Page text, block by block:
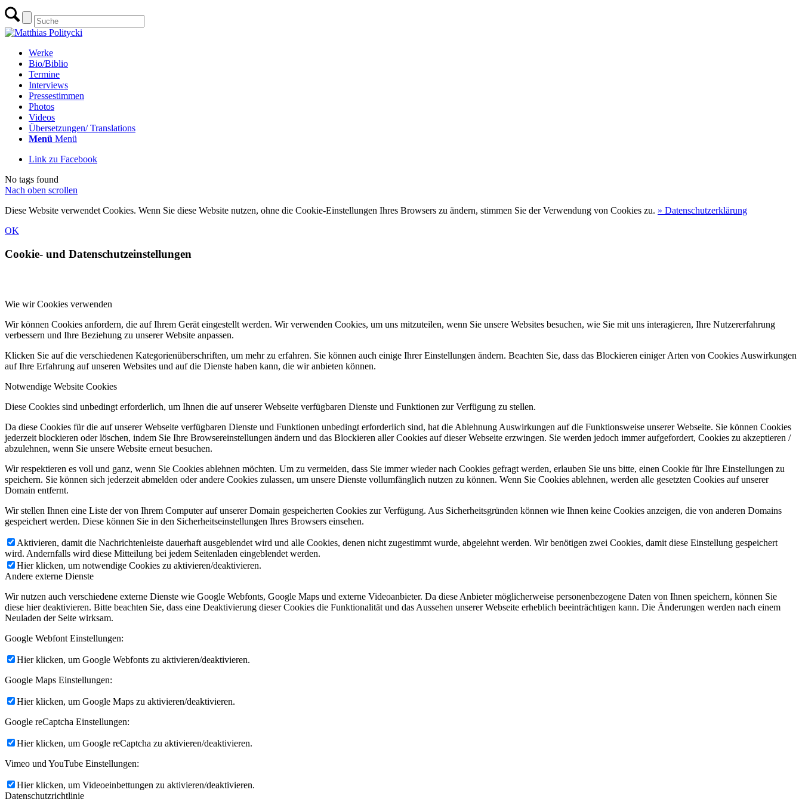
Werke
Bio/Biblio
Termine
Interviews
Pressestimmen
Photos
Videos
Übersetzungen/ Translations
Menü Menü
Link zu Facebook
No tags found
Nach oben scrollen
Diese Website verwendet Cookies. Wenn Sie diese Website nutzen, ohne die Cookie-Einstellungen Ihres Browsers zu ändern, stimmen Sie der Verwendung von Cookies zu. » Datenschutzerklärung
OK
Cookie- und Datenschutzeinstellungen
Wie wir Cookies verwenden
Wir können Cookies anfordern, die auf Ihrem Gerät eingestellt werden. Wir verwenden Cookies, um uns mitzuteilen, wenn Sie unsere Websites besuchen, wie Sie mit uns interagieren, Ihre Nutzererfahrung
verbessern und Ihre Beziehung zu unserer Website anpassen.
Klicken Sie auf die verschiedenen Kategorienüberschriften, um mehr zu erfahren. Sie können auch einige Ihrer Einstellungen ändern. Beachten Sie, dass das Blockieren einiger Arten von Cookies Auswirkungen
auf Ihre Erfahrung auf unseren Websites und auf die Dienste haben kann, die wir anbieten können.
Notwendige Website Cookies
Diese Cookies sind unbedingt erforderlich, um Ihnen die auf unserer Webseite verfügbaren Dienste und Funktionen zur Verfügung zu stellen.
Da diese Cookies für die auf unserer Webseite verfügbaren Dienste und Funktionen unbedingt erforderlich sind, hat die Ablehnung Auswirkungen auf die Funktionsweise unserer Webseite. Sie können Cookies
jederzeit blockieren oder löschen, indem Sie Ihre Browsereinstellungen ändern und das Blockieren aller Cookies auf dieser Webseite erzwingen. Sie werden jedoch immer aufgefordert, Cookies zu akzeptieren /
abzulehnen, wenn Sie unsere Website erneut besuchen.
Wir respektieren es voll und ganz, wenn Sie Cookies ablehnen möchten. Um zu vermeiden, dass Sie immer wieder nach Cookies gefragt werden, erlauben Sie uns bitte, einen Cookie für Ihre Einstellungen zu
speichern. Sie können sich jederzeit abmelden oder andere Cookies zulassen, um unsere Dienste vollumfänglich nutzen zu können. Wenn Sie Cookies ablehnen, werden alle gesetzten Cookies auf unserer
Domain entfernt.
Wir stellen Ihnen eine Liste der von Ihrem Computer auf unserer Domain gespeicherten Cookies zur Verfügung. Aus Sicherheitsgründen können wie Ihnen keine Cookies anzeigen, die von anderen Domains
gespeichert werden. Diese können Sie in den Sicherheitseinstellungen Ihres Browsers einsehen.
Aktivieren, damit die Nachrichtenleiste dauerhaft ausgeblendet wird und alle Cookies, denen nicht zugestimmt wurde, abgelehnt werden. Wir benötigen zwei Cookies, damit diese Einstellung gespeichert
wird. Andernfalls wird diese Mitteilung bei jedem Seitenladen eingeblendet werden.
Hier klicken, um notwendige Cookies zu aktivieren/deaktivieren.
Andere externe Dienste
Wir nutzen auch verschiedene externe Dienste wie Google Webfonts, Google Maps und externe Videoanbieter. Da diese Anbieter möglicherweise personenbezogene Daten von Ihnen speichern, können Sie
diese hier deaktivieren. Bitte beachten Sie, dass eine Deaktivierung dieser Cookies die Funktionalität und das Aussehen unserer Webseite erheblich beeinträchtigen kann. Die Änderungen werden nach einem
Neuladen der Seite wirksam.
Google Webfont Einstellungen:
Hier klicken, um Google Webfonts zu aktivieren/deaktivieren.
Google Maps Einstellungen:
Hier klicken, um Google Maps zu aktivieren/deaktivieren.
Google reCaptcha Einstellungen:
Hier klicken, um Google reCaptcha zu aktivieren/deaktivieren.
Vimeo und YouTube Einstellungen:
Hier klicken, um Videoeinbettungen zu aktivieren/deaktivieren.
Datenschutzrichtlinie